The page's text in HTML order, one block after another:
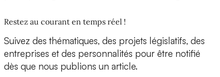
Restez au courant en temps réel !
Suivez des thématiques, des projets législatifs, des
entreprises et des personnalités pour être notifié
dès que nous publions un article.